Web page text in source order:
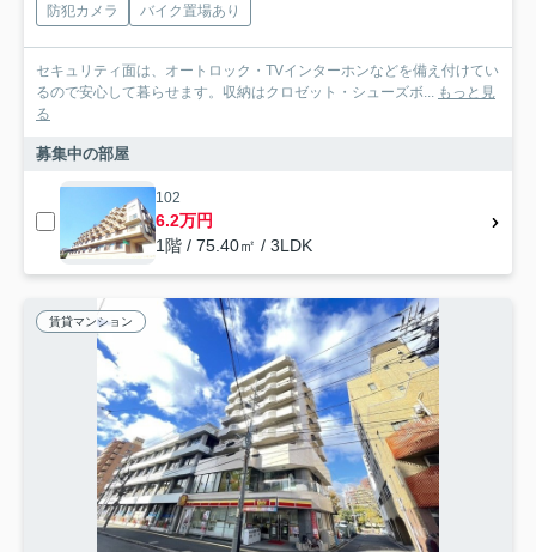
防犯カメラ
バイク置場あり
セキュリティ面は、オートロック・TVインターホンなどを備え付けてい
るので安心して暮らせます。収納はクロゼット・シューズボ... もっと見
る
募集中の部屋
102
6.2万円
1階 / 75.40㎡ / 3LDK
賃貸マンション